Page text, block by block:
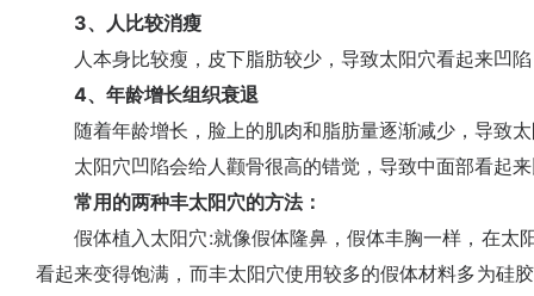
3、人比较消瘦
人本身比较瘦，皮下脂肪较少，导致太阳穴看起来凹陷
4、年龄增长组织衰退
随着年龄增长，脸上的肌肉和脂肪量逐渐减少，导致太
太阳穴凹陷会给人颧骨很高的错觉，导致中面部看起来
常用的两种丰太阳穴的方法：
假体植入太阳穴:就像假体隆鼻，假体丰胸一样，在太
看起来变得饱满，而丰太阳穴使用较多的假体材料多为硅